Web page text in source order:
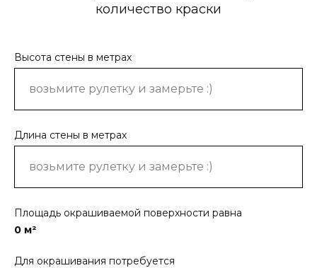
количество краски
Высота стены в метрах
Длина стены в метрах
Площадь окрашиваемой поверхности равна
0 м²
Для окрашивания потребуется